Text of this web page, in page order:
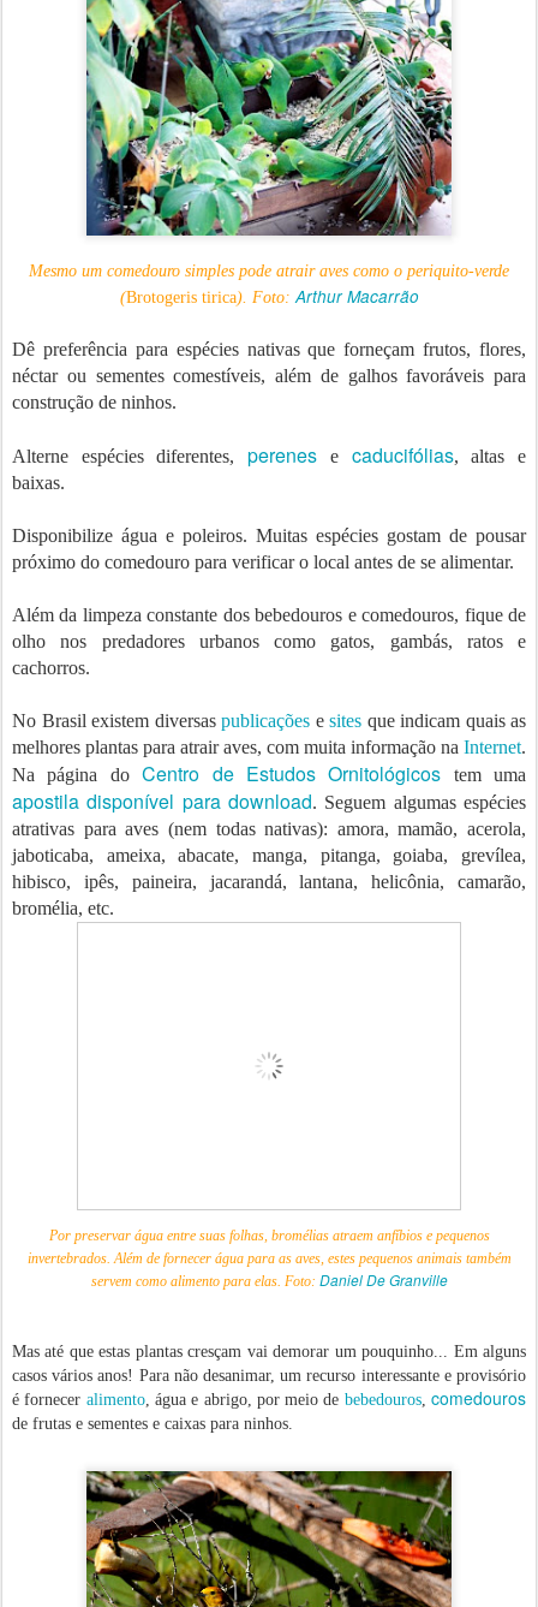
Mesmo um comedouro simples pode atrair aves como o periquito-verde
(Brotogeris tirica). Foto:Arthur Macarrão
Dê preferência para espécies nativas que forneçam frutos, flores,
néctar ou sementes comestíveis, além de galhos favoráveis para
construção de ninhos.
Alterne espécies diferentes,perenes e caducifólias, altas e
baixas.
Disponibilize água e poleiros. Muitas espécies gostam de pousar
próximo do comedouro para verificar o local antes de se alimentar.
Além da limpeza constante dos bebedouros e comedouros, fique de
olho nos predadores urbanos como gatos, gambás, ratos e
cachorros.
No Brasil existem diversas publicações e sites que indicam quais as
melhores plantas para atrair aves, com muita informação na Internet.
Na página doCentro de Estudos Ornitológicos tem uma
apostila disponível para download. Seguem algumas espécies
atrativas para aves (nem todas nativas): amora, mamão, acerola,
jaboticaba, ameixa, abacate, manga, pitanga, goiaba, grevílea,
hibisco, ipês, paineira, jacarandá, lantana, helicônia, camarão,
bromélia, etc.
Por preservar água entre suas folhas, bromélias atraem anfíbios e pequenos
invertebrados. Além de fornecer água para as aves, estes pequenos animais também
servem como alimento para elas. Foto: Daniel De Granville
Mas até que estas plantas cresçam vai demorar um pouquinho... Em alguns
casos vários anos! Para não desanimar, um recurso interessante e provisório
é fornecer alimento, água e abrigo, por meio de bebedouros,comedouros
de frutas e sementes e caixas para ninhos.